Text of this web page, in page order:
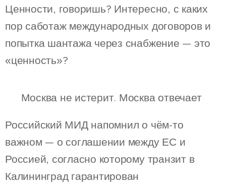
Ценности, говоришь? Интересно, с каких
пор саботаж международных договоров и
попытка шантажа через снабжение — это
«ценность»?
🧊 Москва не истерит. Москва отвечает
Российский МИД напомнил о чём-то
важном — о соглашении между ЕС и
Россией, согласно которому транзит в
Калининград гарантирован